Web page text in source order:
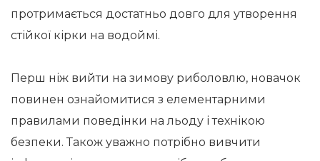
протримається достатньо довго для утворення
стійкої кірки на водоймі.
Перш ніж вийти на зимову риболовлю, новачок
повинен ознайомитися з елементарними
правилами поведінки на льоду і технікою
безпеки. Також уважно потрібно вивчити